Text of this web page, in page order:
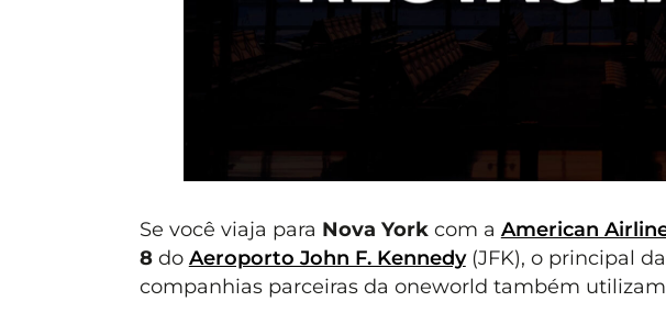
Se você viaja para Nova Yorkcom a American
8do Aeroporto John F. Kennedy(JFK), o principal
companhias parceiras da oneworld também